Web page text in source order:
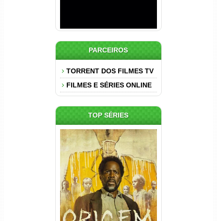
PARCEIROS
TORRENT DOS FILMES TV
FILMES E SÉRIES ONLINE
TOP SÉRIES
Origem 4ª Temporada Torrent
(2026) WEB-DL 1080p/4K
Dual Áudio